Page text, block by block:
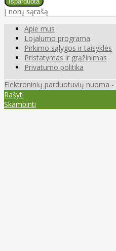
Į norų sąrašą
Apie mus
Lojalumo programa
Pirkimo sąlygos ir taisyklės
Pristatymas ir grąžinimas
Privatumo politika
Elektroninių parduotuvių nuoma -
Rašyti
Skambinti